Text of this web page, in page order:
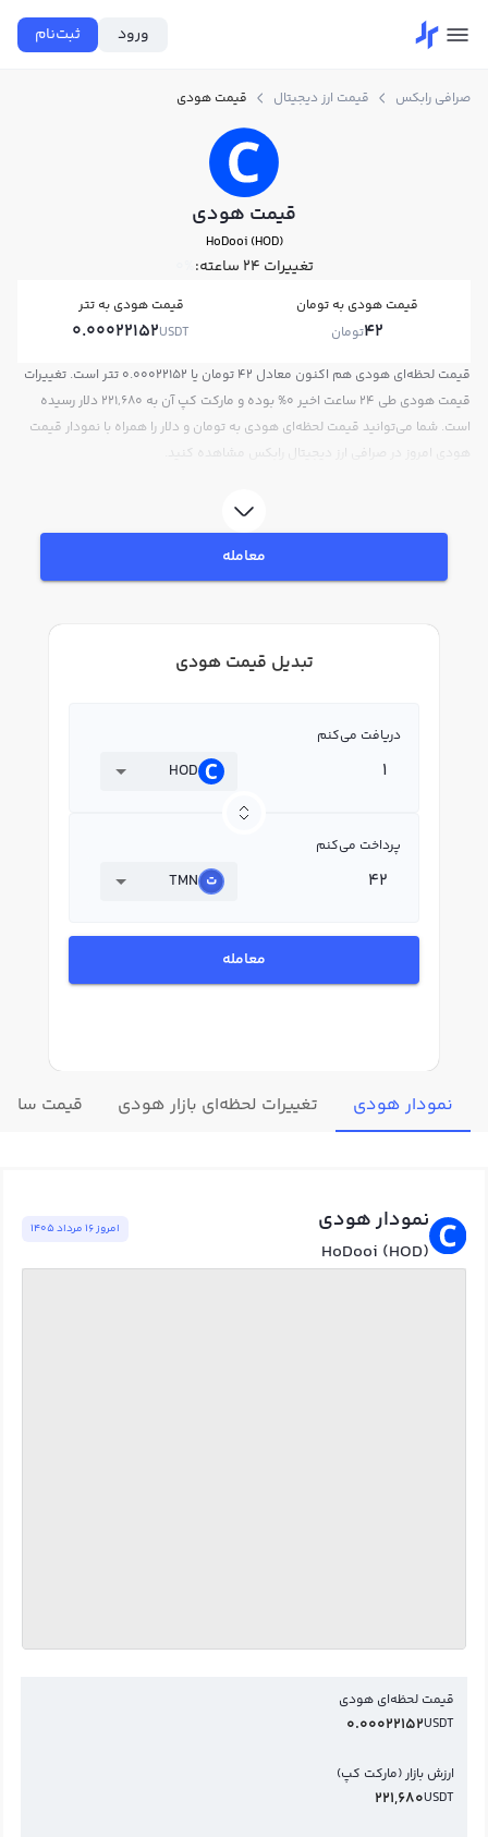
ورود ثبت‌نام
صرافی رابکس قیمت ارز دیجیتال قیمت هودی
قیمت هودی
HoDooi (HOD)
تغییرات ۲۴ ساعته: 0%
قیمت هودی به تومان
42تومان
قیمت هودی به تتر
0.00022152USDT
قیمت لحظه‌ای هودی هم اکنون معادل 42 تومان یا 0.00022152 تتر است. تغییرات
قیمت هودی طی 24 ساعت اخیر 0% بوده و مارکت کپ آن به 221,680 دلار رسیده
است. شما می‌توانید قیمت لحظه‌ای هودی به تومان و دلار را همراه با نمودار قیمت
هودی امروز در صرافی ارز دیجیتال رابکس مشاهده کنید.
معامله
تبدیل قیمت هودی
دریافت می‌کنم
HOD
پرداخت می‌کنم
TMN
معامله
نمودار هودی تغییرات لحظه‌ای بازار هودی قیمت سایر
نمودار هودی
HoDooi (HOD)
امروز ١٦ مرداد ١٤٠٥
قیمت لحظه‌ای هودی
USDT
0.00022152
ارزش بازار (مارکت کپ)
USDT
221,680